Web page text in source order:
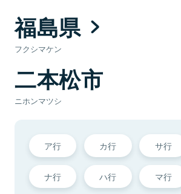
福島県
フクシマケン
二本松市
ニホンマツシ
ア行 カ行 サ行
ナ行 ハ行 マ行